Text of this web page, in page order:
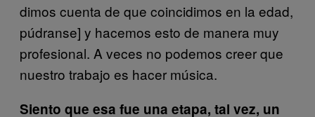
dimos cuenta de que coincidimos en la edad,
púdranse] y hacemos esto de manera muy
profesional. A veces no podemos creer que
nuestro trabajo es hacer música.
Siento que esa fue una etapa, tal vez, un